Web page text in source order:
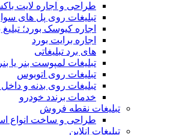
طراحی و اجاره لایت
تبلیغات روی پل های
اجاره کیوسک بورد؛
اجاره برایت بورد
های برد تبلیغاتی
تبلیغات لمپوست بنر یا
تبلیغات روی اتوبوس
تبلیغات روی بدنه و
خدمات برندد خودرو
تبلیغات نقطه فروش
طراحی و ساخت انواع
تبلیغات انلاین